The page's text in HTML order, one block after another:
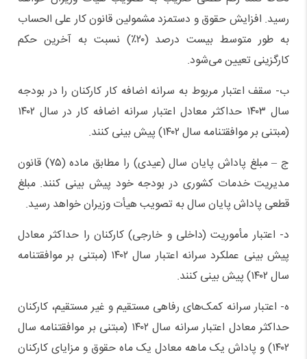
رسید. افزایش حقوق و دستمزد مشمولین قانون کار علی الحساب
به طور متوسط بیست درصد (۲۰٪) نسبت به آخرین حکم
کارگزینی تعیین می‌شود.
ب- سقف اعتبار مربوط به سرانه اضافه کار کارکنان را در بودجه
سال ۱۴۰۳ حداکثر معادل اعتبار سرانه اضافه کار در سال ۱۴۰۲
(مبتنی بر موافقتنامه سال ۱۴۰۲) پیش بینی کنند.
ج – مبلغ پاداش پایان سال (عیدی) را مطابق ماده (۷۵) قانون
مدیریت خدمات کشوری در بودجه خود پیش بینی کنند. مبلغ
قطعی پاداش پایان سال به تصویب هیأت وزیران خواهد رسید.
د- اعتبار مأموریت (داخلی و خارجی) کارکنان را حداکثر معادل
پیش بینی عملکرد سرانه اعتبار سال ۱۴۰۲ (مبتنی بر موافقتنامه
سال ۱۴۰۲) پیش بینی کنند.
ه- اعتبار سرانه کمک‌های رفاهی مستقیم و غیر مستقیم، کارکنان
حداکثر معادل اعتبار سرانه سال ۱۴۰۲ (مبتنی بر موافقتنامه سال
۱۴۰۲) و پاداش یک ماهه معادل یک ماه حقوق و مزایای کارکنان